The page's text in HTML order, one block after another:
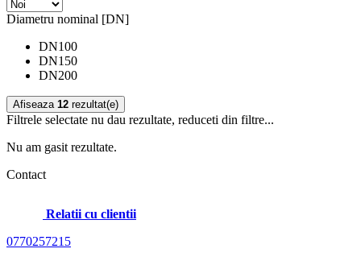
Diametru nominal [DN]
DN100
DN150
DN200
Afiseaza 12 rezultat(e)
Filtrele selectate nu dau rezultate, reduceti din filtre...
Nu am gasit rezultate.
Contact
Relatii cu clientii
0770257215